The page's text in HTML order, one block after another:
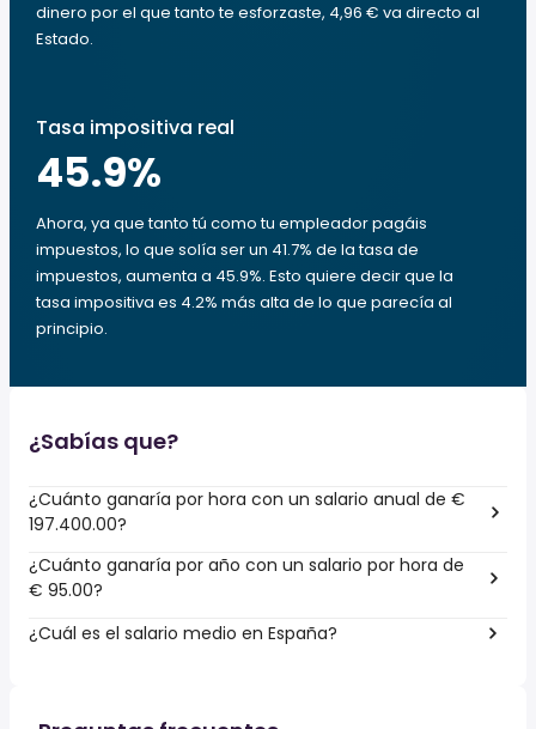
dinero por el que tanto te esforzaste, 4,96 € va directo al
Estado.
Tasa impositiva real
45.9%
Ahora, ya que tanto tú como tu empleador pagáis
impuestos, lo que solía ser un 41.7% de la tasa de
impuestos, aumenta a 45.9%. Esto quiere decir que la
tasa impositiva es 4.2% más alta de lo que parecía al
principio.
¿Sabías que?
¿Cuánto ganaría por hora con un salario anual de €
197.400.00?
¿Cuánto ganaría por año con un salario por hora de
€ 95.00?
¿Cuál es el salario medio en España?